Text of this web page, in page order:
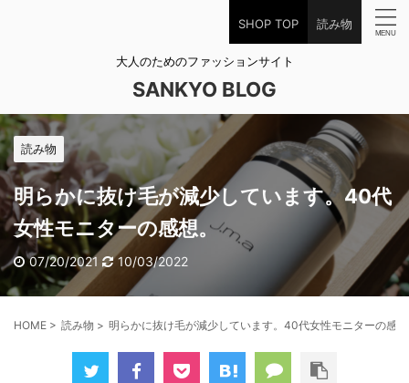
SHOP TOP 読み物
大人のためのファッションサイト
SANKYO BLOG
読み物
明らかに抜け毛が減少しています。40代
女性モニターの感想。
07/20/2021 10/03/2022
HOME > 読み物 > 明らかに抜け毛が減少しています。40代女性モニターの感